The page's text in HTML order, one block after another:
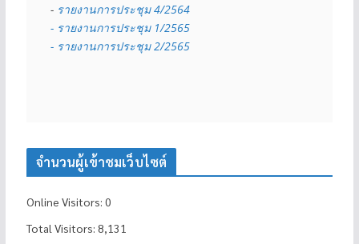
- รายงานการประชุม 4/2564
- รายงานการประชุม 1/2565
- รายงานการประชุม 2/2565
จำนวนผู้เข้าชมเว็บไซต์
Online Visitors: 0
Total Visitors: 8,131